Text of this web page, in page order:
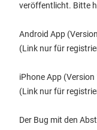
veröffentlicht. Bitte
Android App
(Link nur für
iPhone App (Version
(Link nur für
Der Bug mit den